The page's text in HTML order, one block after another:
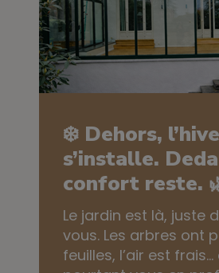
❄️ Dehors,
s’installe.
confort reste.
Le jardin est là, juste
vous. Les arbres ont
feuilles, l’air est frais…